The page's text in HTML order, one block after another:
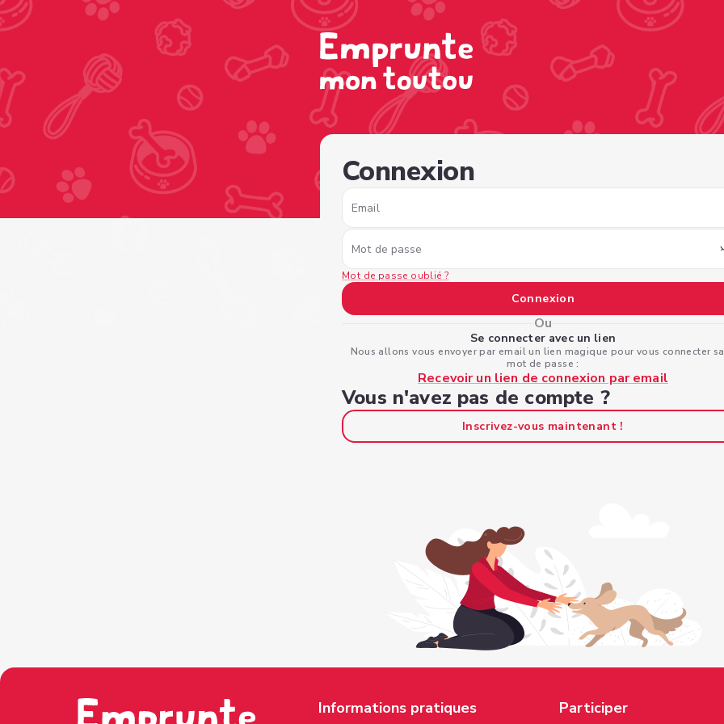
Connexion
Email
Mot de passe
Mot de passe oublié ?
Connexion
Ou
Se connecter avec un lien
Nous allons vous envoyer par email un lien magique pour vous connecter
mot de passe :
Recevoir un lien de connexion par email
Vous n'avez pas de compte ?
Inscrivez-vous maintenant !
Informations pratiques Participer
/sign-in?nextPage=%2Fview-profile%2F98f5fa18-4356-4ec5-afe8-ed4064e5526a